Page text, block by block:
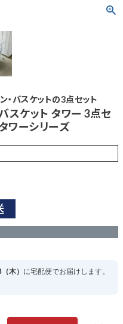
・バスケットの3点セット
スケット タワー 3点セ
ワーシリーズ
木） に宅配便でお届けします。